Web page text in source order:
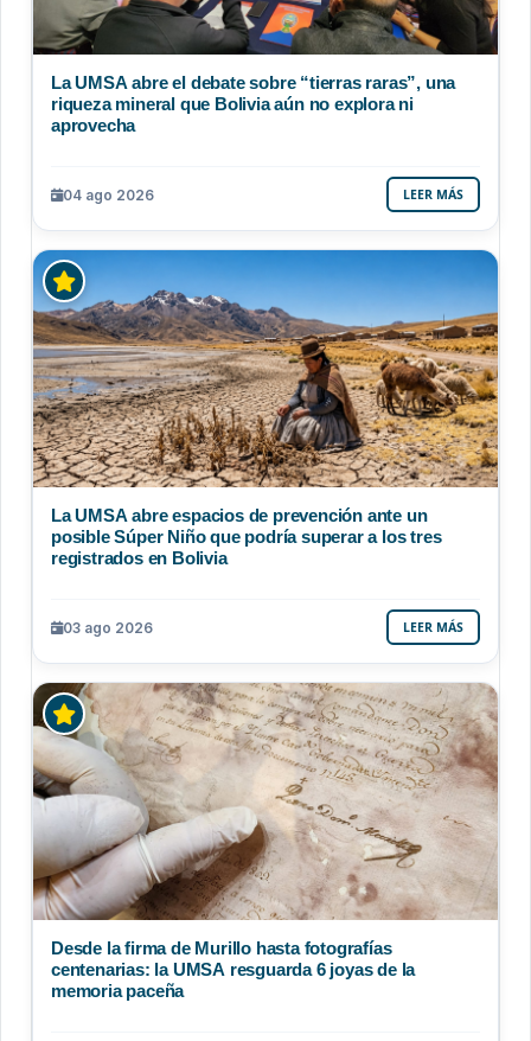
La UMSA abre el debate sobre “tierras raras”, una
riqueza mineral que Bolivia aún no explora ni
aprovecha
04 ago 2026 LEER MÁS
La UMSA abre espacios de prevención ante un
posible Súper Niño que podría superar a los tres
registrados en Bolivia
03 ago 2026 LEER MÁS
Desde la firma de Murillo hasta fotografías
centenarias: la UMSA resguarda 6 joyas de la
memoria paceña